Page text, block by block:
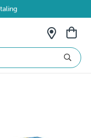
€69 in België